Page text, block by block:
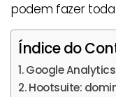
podem fazer
Índice do
Google
Hootsuite: